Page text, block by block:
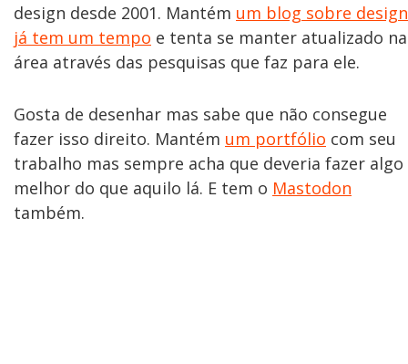
design desde 2001. Mantém um blog sobre design
já tem um tempo e tenta se manter atualizado na
área através das pesquisas que faz para ele.
Gosta de desenhar mas sabe que não consegue
fazer isso direito. Mantém um portfólio com seu
trabalho mas sempre acha que deveria fazer algo
melhor do que aquilo lá. E tem o Mastodon
também.